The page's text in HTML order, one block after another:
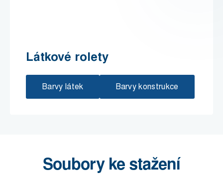
Látkové rolety
Barvy látek Barvy konstrukce
Soubory ke stažení